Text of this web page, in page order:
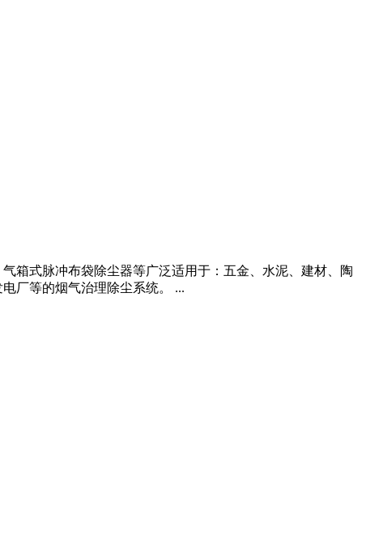
箱式脉冲布袋除尘器等广泛适用于：五金、水泥、建材、陶
厂等的烟气治理除尘系统。 ...